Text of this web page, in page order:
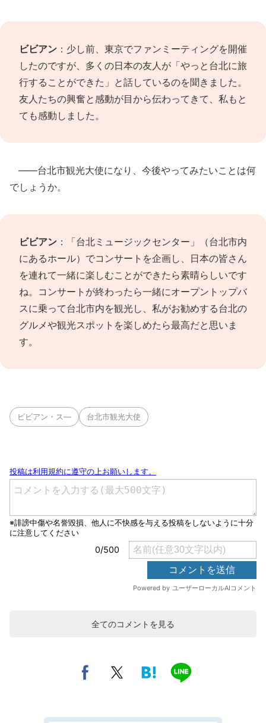
ビビアン ：少し前、東京でファンミーティングを開催
したのですが、多くの日本の友人が「やっと台北に旅
行することができた」と話しているのを聞きました。
友人たちの興奮と感動が目から伝わってきて、私もと
ても感動しました。
――台北市観光大使になり、今後やってみたいことは何
でしょうか。
ビビアン ：「台北ミュージックセンター」（台北市内
にあるホール）でコンサートを企画し、日本の皆さん
を連れて一緒に楽しむことができたら素晴らしいです
ね。コンサートが終わったら一緒にオープントップバ
スに乗って台北市内を観光し、私がお勧めする台北の
グルメや観光スポットを楽しめたら最高だと思いま
す。
ビビアン・ス― 台北市観光大使
全てのコメントを見る